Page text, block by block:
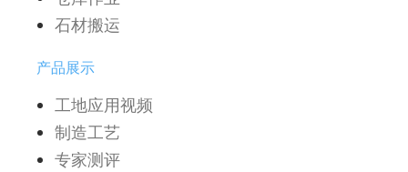
石材搬运
产品展示
工地应用视频
制造工艺
专家测评